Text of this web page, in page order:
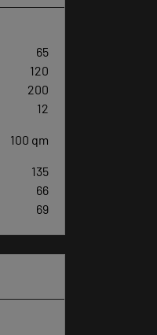
65
120
200
12
100 qm
135
66
69